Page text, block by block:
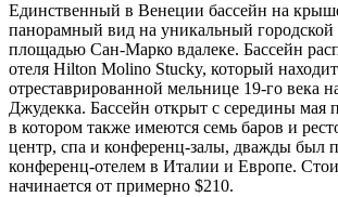
Единственный в Венеции бассейн на
панорамный вид на уникальный городской
площадью Сан-Марко вдалеке. Бассейн
отеля Hilton Molino Stucky, который
отреставрированной мельнице 19-го века
Джудекка. Бассейн открыт с середины мая
в котором также имеются семь баров и
центр, спа и конференц-залы, дважды был
конференц-отелем в Италии и Европе.
начинается от примерно $210.